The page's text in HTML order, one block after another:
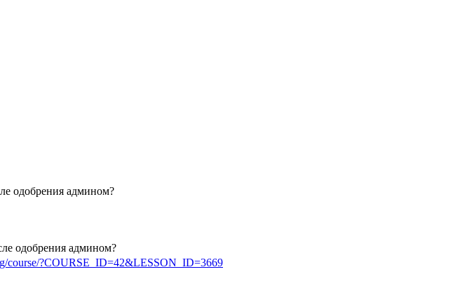
одобрения админом?
одобрения админом?
course/?COURSE_ID=42&LESSON_ID=3669